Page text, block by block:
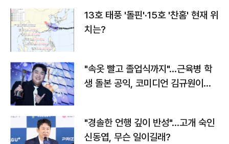
13호 태풍 '돌핀'·15호 '찬홈' 현재 위
치는?
"속옷 빨고 졸업식까지"…근육병 학
생 돌본 공익, 코미디언 김규원이었
"경솔한 언행 깊이 반성"…고개 숙인
신동엽, 무슨 일이길래?